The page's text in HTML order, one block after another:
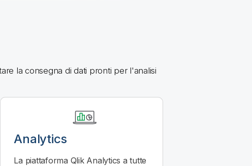
la consegna di dati pronti per l'analisi
Analytics
La piattaforma QlikAnalytics a tutte